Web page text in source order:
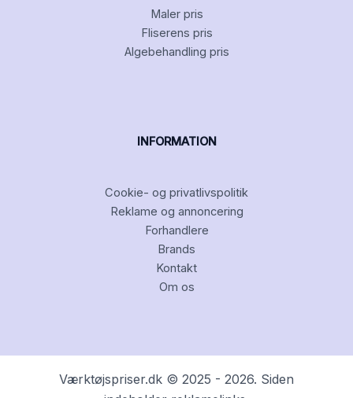
Maler pris
Fliserens pris
Algebehandling pris
INFORMATION
Cookie- og privatlivspolitik
Reklame og annoncering
Forhandlere
Brands
Kontakt
Om os
Værktøjspriser.dk © 2025 - 2026. Siden